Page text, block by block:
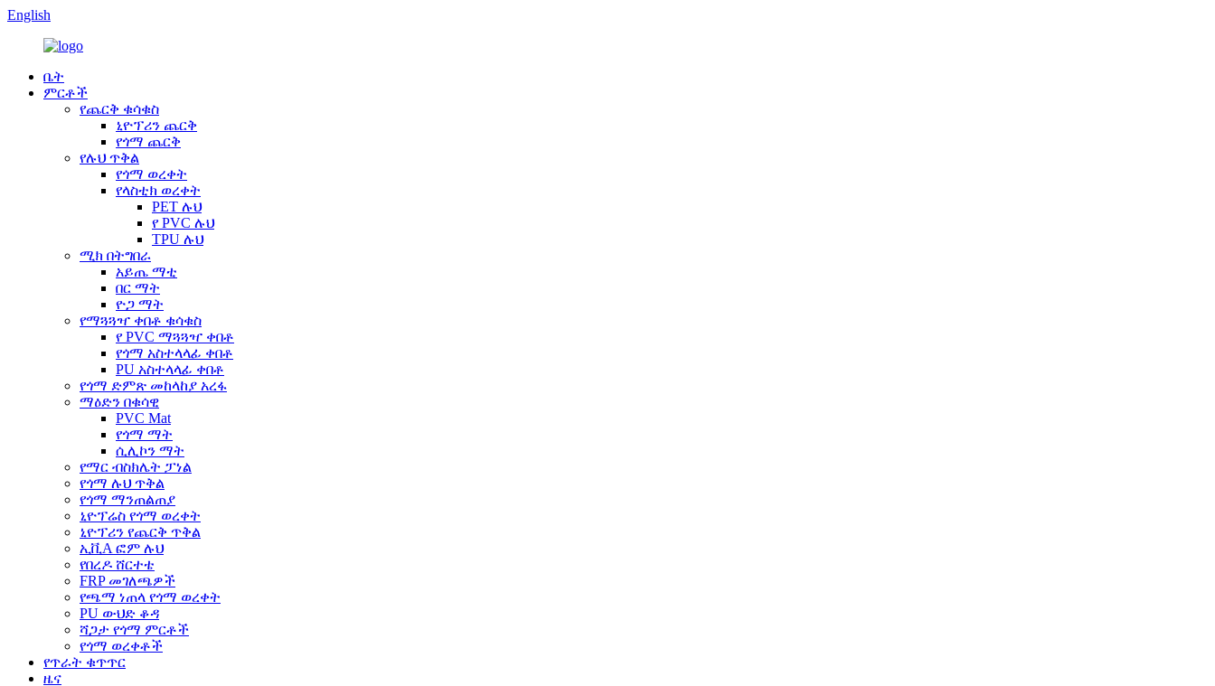
English
ቤት
ምርቶች
የጨርቅ ቁሳቁስ
ኒዮፕሪን ጨርቅ
የጎማ ጨርቅ
የሉህ ጥቅል
የጎማ ወረቀት
የላስቲክ ወረቀት
PET ሉህ
የ PVC ሉህ
TPU ሉህ
ሚክ በትግበራ
አይጤ ማቲ
በር ማት
ዮጋ ማት
የማጓጓዣ ቀበቶ ቁሳቁስ
የ PVC ማጓጓዣ ቀበቶ
የጎማ አስተላላፊ ቀበቶ
PU አስተላላፊ ቀበቶ
የጎማ ድምጽ መከላከያ አረፋ
ማዕድን በቁሳዊ
PVC Mat
የጎማ ማት
ሲሊኮን ማት
የማር ብስክሌት ፓነል
የጎማ ሉህ ጥቅል
የጎማ ማንጠልጠያ
ኒዮፕሬስ የጎማ ወረቀት
ኒዮፕሪን የጨርቅ ጥቅል
ኢቪA ፎም ሉህ
የበረዶ ሸርተቴ
FRP መገለጫዎች
የጫማ ነጠላ የጎማ ወረቀት
PU ውህድ ቆዳ
ሻጋታ የጎማ ምርቶች
የጎማ ወረቀቶች
የጥራት ቁጥጥር
ዜና